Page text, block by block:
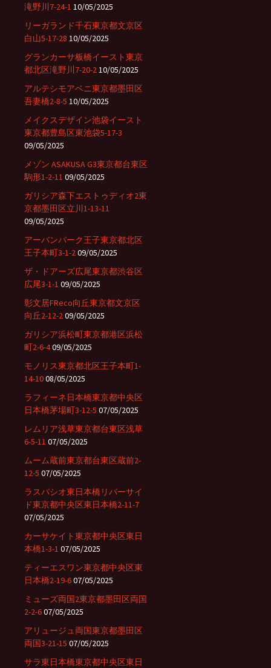
滝野川7-24-1 10/05/2025
リーガランド千石東京都文京区
白山5-17-28 10/05/2025
グランカーサ板橋イースト東京
都北区滝野川7-20-210/05/2025
アルテシモアベニ東京都墨田区
吾妻橋2-8-5 10/05/2025
メイクスデザイン池袋イースト
東京都豊島区東池袋5-17-3
09/05/2025
メゾン ASAKUSA G3東京都台東区
駒形1-2-11 09/05/2025
ガリシア森下エストゥディオ2東
京都墨田区立川1-13-11
09/05/2025
アーバンパーク王子東京都北区
王子本町3-1-209/05/2025
ザ・ドアーズ広尾東京都渋谷区
広尾3-1-1 09/05/2025
彰文居FReco向丘東京都文京区
向丘2-12-209/05/2025
ガリシア浜松町東京都港区浜松
町2-6-409/05/2025
モノリス東京都北区王子本町1-
14-1008/05/2025
ラフィーネ日本橋東京都中央区
日本橋茅場町3-12-5 07/05/2025
レムリア浅草東京都台東区浅草
6-5-11 07/05/2025
ムーム蔵前東京都台東区蔵前2-
12-5 07/05/2025
ラスパシオ東日本橋リバーサイ
ド東京都中央区東日本橋2-11-7
07/05/2025
カーサケイト東京都中央区東日
本橋1-3-1 07/05/2025
ティーエスワン東京都中央区東
日本橋2-19-607/05/2025
ミューズ両国2東京都墨田区両国
2-2-607/05/2025
アリュージュ両国東京都墨田区
両国3-21-15 07/05/2025
サラ東日本橋東京都中央区東日